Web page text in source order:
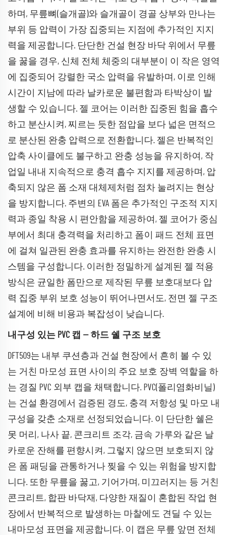
하며, 무릎뼈(슬개골)와 슬개골이 경골 상부와 만나는
부위 등 압력이 가장 집중되는 지점에 추가적인 지지
력을 제공합니다. 단단한 건설 현장 바닥 위에서 무릎
을 꿇을 경우, 신체 전체 체중의 대부분이 이 작은 영역
에 집중되어 강렬한 국소 압력을 유발하며, 이로 인해
시간이 지남에 따라 날카로운 불편함과 타박상이 발
생할 수 있습니다. 젤 코어는 이러한 집중된 힘을 흡수
하고 분산시켜, 찌르는 듯한 점압을 보다 넓은 면적으
로 분산된 완충 압력으로 전환합니다. 젤은 반복적인
압축 사이클에도 불구하고 완충 성능을 유지하여, 작
업일 내내 지속적으로 충격 흡수 지지를 제공하며, 압
축되지 않은 폼 소재 대체제처럼 점차 눌려지는 현상
을 방지합니다. 주변의 EVA 폼은 추가적인 구조적 지지
력과 종일 착용 시 편안함을 제공하여, 젤 코어가 중심
부에서 최대 충격력을 처리하고 폼이 패드 전체 표면
에 걸쳐 일관된 완충 효과를 유지하는 완전한 완충 시
스템을 구성합니다. 이러한 정밀하게 설계된 젤 적용
방식은 균일한 폼만으로 제작된 무릎 보호대보다 압
력 집중 부위 보호 성능이 뛰어나면서도, 전면 젤 구조
설계에 비해 비용과 복잡성이 낮습니다.
내구성 있는 PVC 캡 — 하드 쉘 구조 보호
DFT509는 내부 쿠션층과 건설 현장에서 흔히 볼 수 있
는 거친 마모성 표면 사이의 주요 보호 장벽 역할을 하
는 경질 PVC 외부 캡을 채택합니다. PVC(폴리염화비닐)
는 건설 환경에서 검증된 경도, 충격 저항성 및 마모 내
구성을 갖춘 소재로 선정되었습니다. 이 단단한 쉘은
못 머리, 나사 끝, 콘크리트 조각, 금속 가루와 같은 날
카로운 잔해를 편향시켜, 그렇지 않으면 보호되지 않
은 폼 패딩을 관통하거나 찢을 수 있는 위험을 방지합
니다. 또한 무릎을 꿇고, 기어가며, 미끄러지는 등 거친
콘크리트, 합판 바닥재, 다양한 재질이 혼합된 작업 현
장에서 반복적으로 발생하는 마찰에도 견딜 수 있는
내마모성 표면을 제공합니다. 이 캡은 무릎 앞면 전체